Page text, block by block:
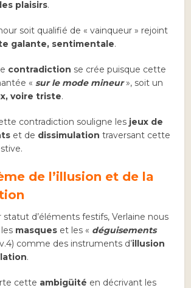
plaisirs.
soit qualifié de « vainqueur » rejoint
galante, sentimentale.
contradiction se crée puisque cette
«sur le mode mineur», soit un
voire triste.
contradiction souligne les jeux de
et de dissimulation traversant cette
de l’illusion et de la
statut d’éléments festifs, Verlaine nous
masques et les « déguisements
comme des instruments d’illusion
.
cette ambigüité en décrivant les